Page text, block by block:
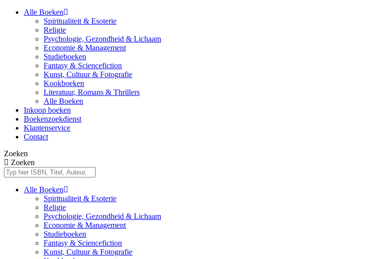
Alle Boeken
Spiritualiteit & Esoterie
Religie
Psychologie, Gezondheid & Lichaam
Economie & Management
Studieboeken
Fantasy & Sciencefiction
Kunst, Cultuur & Fotografie
Kookboeken
Literatuur, Romans & Thrillers
Alle Boeken
Inkoop boeken
Boekenzoekdienst
Klantenservice
Contact
Zoeken
Zoeken
Alle Boeken
Spiritualiteit & Esoterie
Religie
Psychologie, Gezondheid & Lichaam
Economie & Management
Studieboeken
Fantasy & Sciencefiction
Kunst, Cultuur & Fotografie